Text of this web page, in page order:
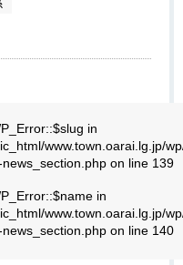
in
www.town.oarai.lg.jp/
on line 139
in
www.town.oarai.lg.jp/
on line 140